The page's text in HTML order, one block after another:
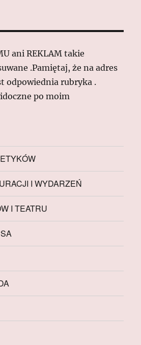
ani REKLAM takie
.Pamiętaj, że na adres
odpowiednia rubryka .
po moim
I WYDARZEŃ
I TEATRU